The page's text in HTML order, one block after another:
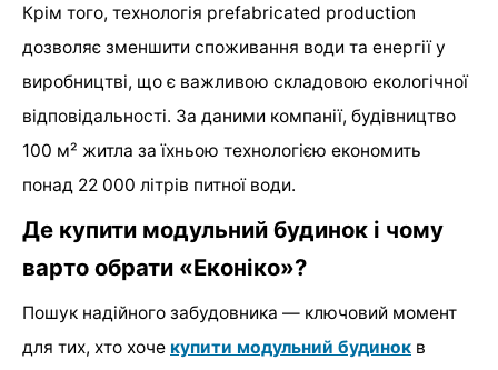
Крім того, технологія prefabricated production
дозволяє зменшити споживання води та енергії у
виробництві, що є важливою складовою екологічної
відповідальності. За даними компанії, будівництво
100 м² житла за їхньою технологією економить
понад 22 000 літрів питної води.
Де купити модульний будинок і чому
варто обрати «Еконіко»?
Пошук надійного забудовника — ключовий момент
для тих, хто хоче купити модульний будинок в